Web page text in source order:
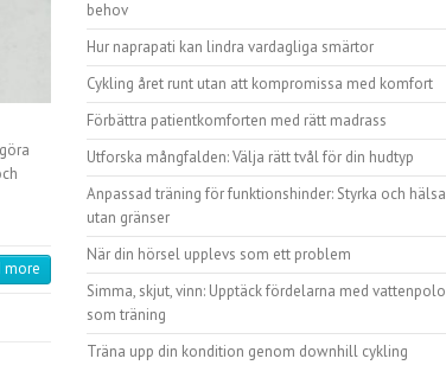
more
behov
Hur naprapati kan lindra vardagliga smärtor
Cykling året runt utan att kompromissa med komfort
Förbättra patientkomforten med rätt madrass
Utforska mångfalden: Välja rätt tvål för din hudtyp
Anpassad träning för funktionshinder: Styrka och hälsa
utan gränser
När din hörsel upplevs som ett problem
Simma, skjut, vinn: Upptäck fördelarna med vattenpolo
som träning
Träna upp din kondition genom downhill cykling